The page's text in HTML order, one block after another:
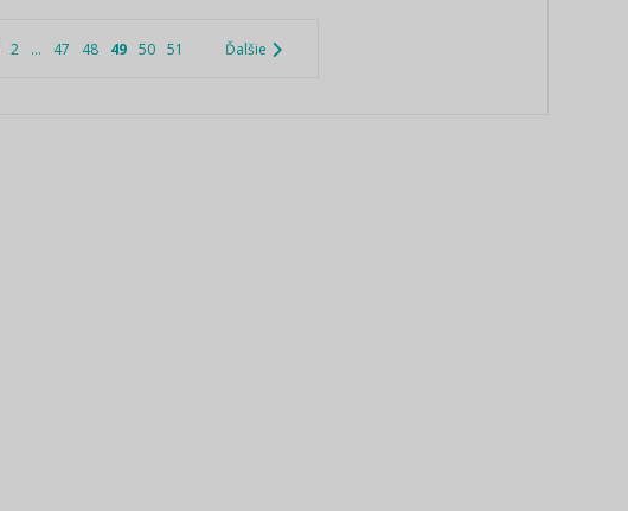
2 ... 47 48 49 50 51 Ďalšie